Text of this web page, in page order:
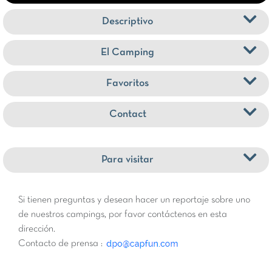
sauna y piscina cubierta con vistas al lago de recreo. Vaya
a pescar en los lagos – también hay tienda de pesca y
clases de pesca – o pruebe el kayak, el paddle surf o
incluso la natación en aguas abiertas. Hay diversión para
durante las vacaciones escolares y veladas alrededor de
menos de media hora.
Descriptivo
El Camping
Favoritos
Contact
Para visitar
Si tienen preguntas y desean hacer un reportaje sobre uno
de nuestros campings, por favor contáctenos en esta
dirección.
Contacto de prensa :